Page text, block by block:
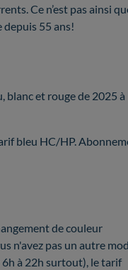
Ce n’est pas ainsi
depuis 55 ans!
blanc et rouge de 2025 à
bleu HC/HP.
de couleur
n'avez pas un autre
à 22h surtout), le tarif